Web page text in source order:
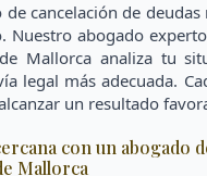
de cancelación de
Nuestro abogado
Mallorca analiza tu
legal más adecuada.
un resultado
con un abogado
Mallorca